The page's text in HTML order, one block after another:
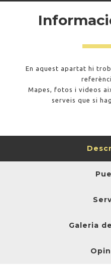
En aquest apartat hi
Mapes, fotos i videos
serveis que si
Galeria